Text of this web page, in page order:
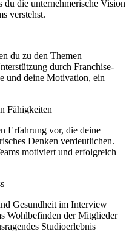
die unternehmerische Vision
verstehst.
du zu den Themen
durch Franchise-
und deine Motivation, ein
Fähigkeiten
Erfahrung vor, die deine
Denken verdeutlichen.
motiviert und erfolgreich
Gesundheit im Interview
Wohlbefinden der Mitglieder
Studioerlebnis